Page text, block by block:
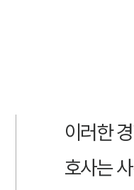
이러한
호사는